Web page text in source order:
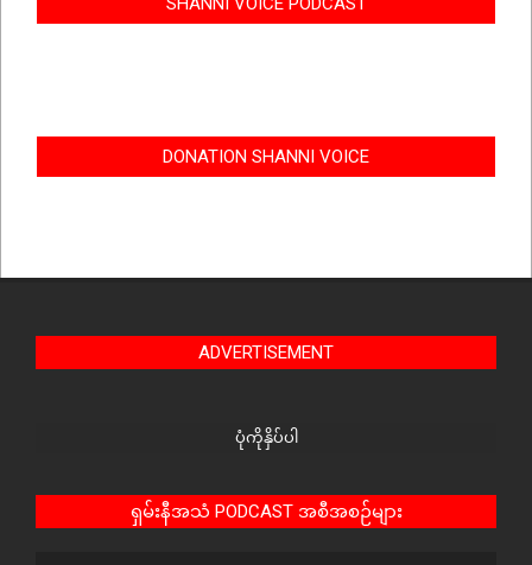
DONATION SHANNI VOICE
ADVERTISEMENT
ပုံကိုနှိပ်ပါ
ရှမ်းနီအသံ PODCAST အစီအစဉ်များ